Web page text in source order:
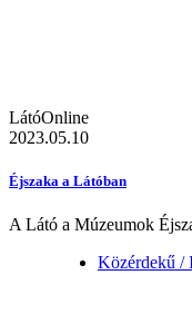
LátóOnline
2023.05.10
Éjszaka a Látóban
A Látó a Múzeumok
Közérdekű /